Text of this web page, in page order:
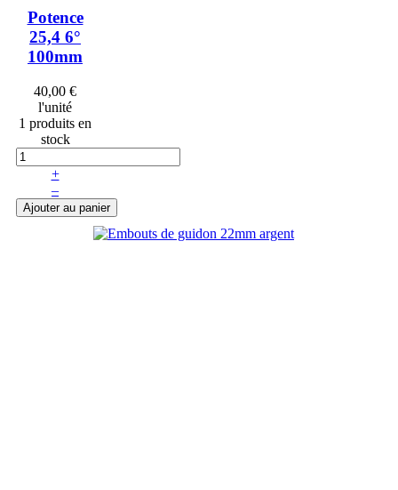
Potence
25,4 6°
100mm
40,00 €
l'unité
1 produits en
stock
+
–